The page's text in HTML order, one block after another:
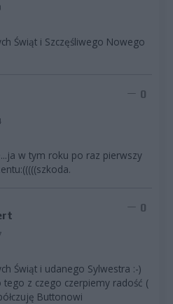
Świąt i Szczęśliwego Nowego
0
w tym roku po raz pierwszy
0
Świąt i udanego Sylwestra :-)
tego z czego czerpiemy radość (
Buttonowi